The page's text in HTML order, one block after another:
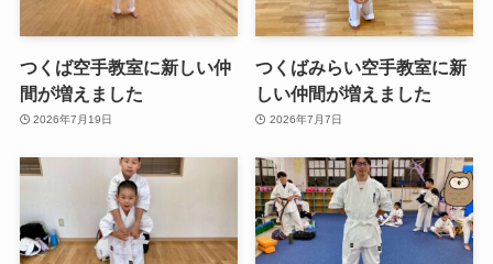
つくば空手教室に新しい仲
間が増えました
2026年7月19日
つくばみらい空手教室に新
しい仲間が増えました
2026年7月7日